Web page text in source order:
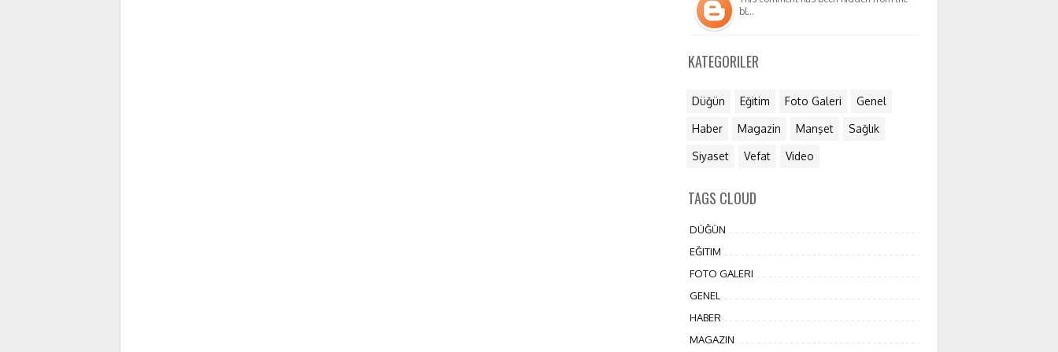
bl…
KATEGORILER
Düğün Eğitim Foto Galeri Genel
Haber Magazin Manşet Sağlık
Siyaset Vefat Video
TAGS CLOUD
DÜĞÜN
EĞITIM
FOTO GALERI
GENEL
HABER
MAGAZIN